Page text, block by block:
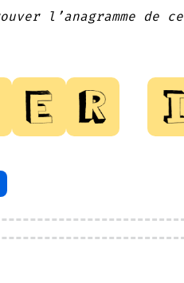
l’anagramme de ce